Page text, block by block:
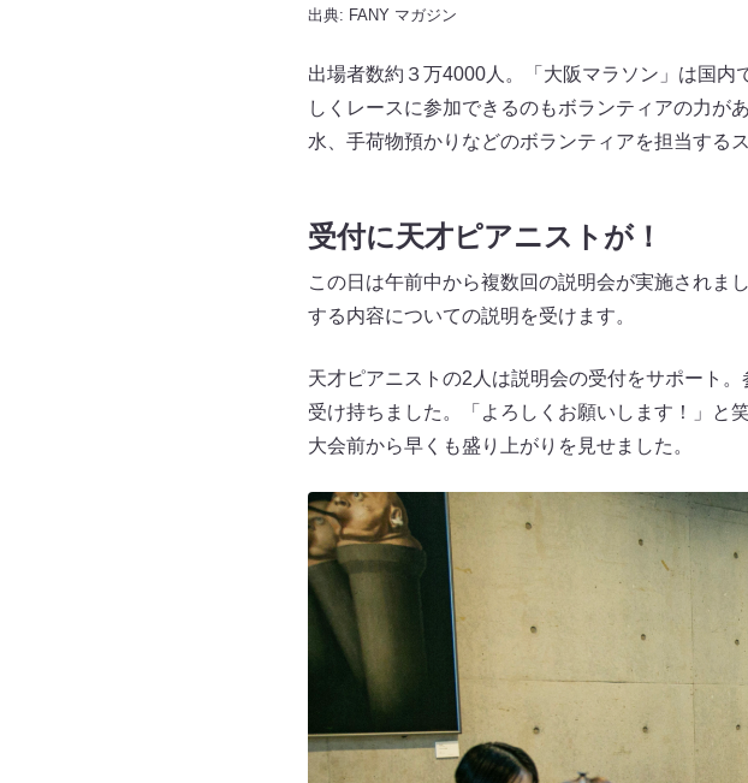
出典: FANY マガジン
出場者数約３万4000人。「大阪マラソン」は国
しくレースに参加できるのもボランティアの力が
水、手荷物預かりなどのボランティアを担当する
受付に天才ピアニストが！
この日は午前中から複数回の説明会が実施されま
する内容についての説明を受けます。
天才ピアニストの2人は説明会の受付をサポート
受け持ちました。「よろしくお願いします！」と
大会前から早くも盛り上がりを見せました。